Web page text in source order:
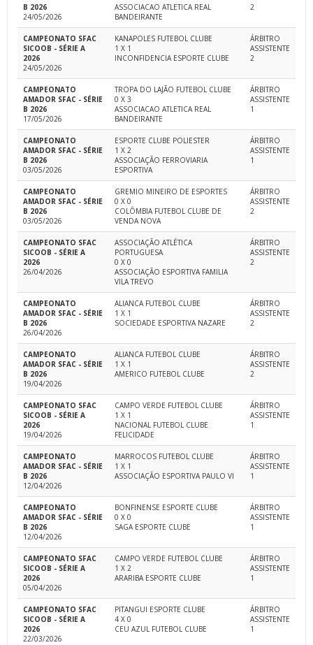
B 2026
24/05/2026
ASSOCIACAO ATLETICA REAL
BANDEIRANTE
2
CAMPEONATO SFAC
SICOOB - SÉRIE A
2026
24/05/2026
KANAPOLES FUTEBOL CLUBE
1 X 1
INCONFIDENCIA ESPORTE CLUBE
ÁRBITRO
ASSISTENTE
2
CAMPEONATO
AMADOR SFAC - SÉRIE
B 2026
17/05/2026
TROPA DO LAJÃO FUTEBOL CLUBE
0 X 3
ASSOCIACAO ATLETICA REAL
BANDEIRANTE
ÁRBITRO
ASSISTENTE
1
CAMPEONATO
AMADOR SFAC - SÉRIE
B 2026
03/05/2026
ESPORTE CLUBE POLIESTER
1 X 2
ASSOCIAÇÃO FERROVIARIA
ESPORTIVA
ÁRBITRO
ASSISTENTE
1
CAMPEONATO
AMADOR SFAC - SÉRIE
B 2026
03/05/2026
GREMIO MINEIRO DE ESPORTES
0 X 0
COLÔMBIA FUTEBOL CLUBE DE
VENDA NOVA
ÁRBITRO
ASSISTENTE
2
CAMPEONATO SFAC
SICOOB - SÉRIE A
2026
26/04/2026
ASSOCIAÇÃO ATLÉTICA
PORTUGUESA
0 X 0
ASSOCIAÇÃO ESPORTIVA FAMILIA
VILA TREVO
ÁRBITRO
ASSISTENTE
2
CAMPEONATO
AMADOR SFAC - SÉRIE
B 2026
26/04/2026
ALIANCA FUTEBOL CLUBE
1 X 1
SOCIEDADE ESPORTIVA NAZARE
ÁRBITRO
ASSISTENTE
2
CAMPEONATO
AMADOR SFAC - SÉRIE
B 2026
19/04/2026
ALIANCA FUTEBOL CLUBE
1 X 1
AMERICO FUTEBOL CLUBE
ÁRBITRO
ASSISTENTE
2
CAMPEONATO SFAC
SICOOB - SÉRIE A
2026
19/04/2026
CAMPO VERDE FUTEBOL CLUBE
1 X 1
NACIONAL FUTEBOL CLUBE
FELICIDADE
ÁRBITRO
ASSISTENTE
1
CAMPEONATO
AMADOR SFAC - SÉRIE
B 2026
12/04/2026
MARROCOS FUTEBOL CLUBE
1 X 1
ASSOCIAÇÃO ESPORTIVA PAULO VI
ÁRBITRO
ASSISTENTE
1
CAMPEONATO
AMADOR SFAC - SÉRIE
B 2026
12/04/2026
BONFINENSE ESPORTE CLUBE
0 X 0
SAGA ESPORTE CLUBE
ÁRBITRO
ASSISTENTE
1
CAMPEONATO SFAC
SICOOB - SÉRIE A
2026
05/04/2026
CAMPO VERDE FUTEBOL CLUBE
1 X 2
ARARIBA ESPORTE CLUBE
ÁRBITRO
ASSISTENTE
1
CAMPEONATO SFAC
SICOOB - SÉRIE A
2026
22/03/2026
PITANGUI ESPORTE CLUBE
4 X 0
CEU AZUL FUTEBOL CLUBE
ÁRBITRO
ASSISTENTE
1